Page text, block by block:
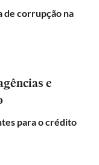
de corrupção na
e
para o crédito